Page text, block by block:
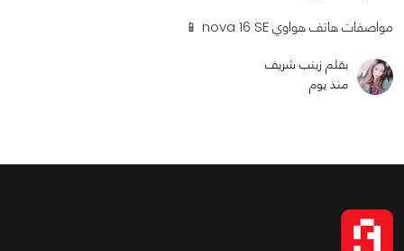
مواصفات هاتف هواوي nova 16 SE 📱
بقلم زينب شريف
منذ يوم